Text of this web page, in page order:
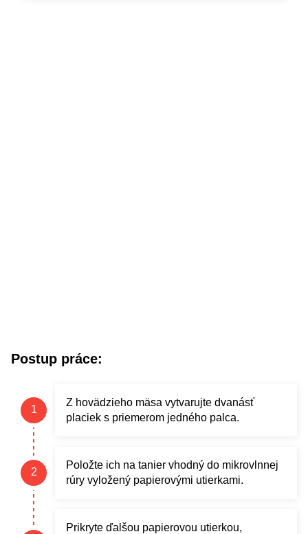
Postup práce:
Z hovädzieho mäsa vytvarujte dvanásť
placiek s priemerom jedného palca.
Položte ich na tanier vhodný do mikrovlnnej
rúry vyložený papierovými utierkami.
Prikryte ďalšou papierovou utierkou,